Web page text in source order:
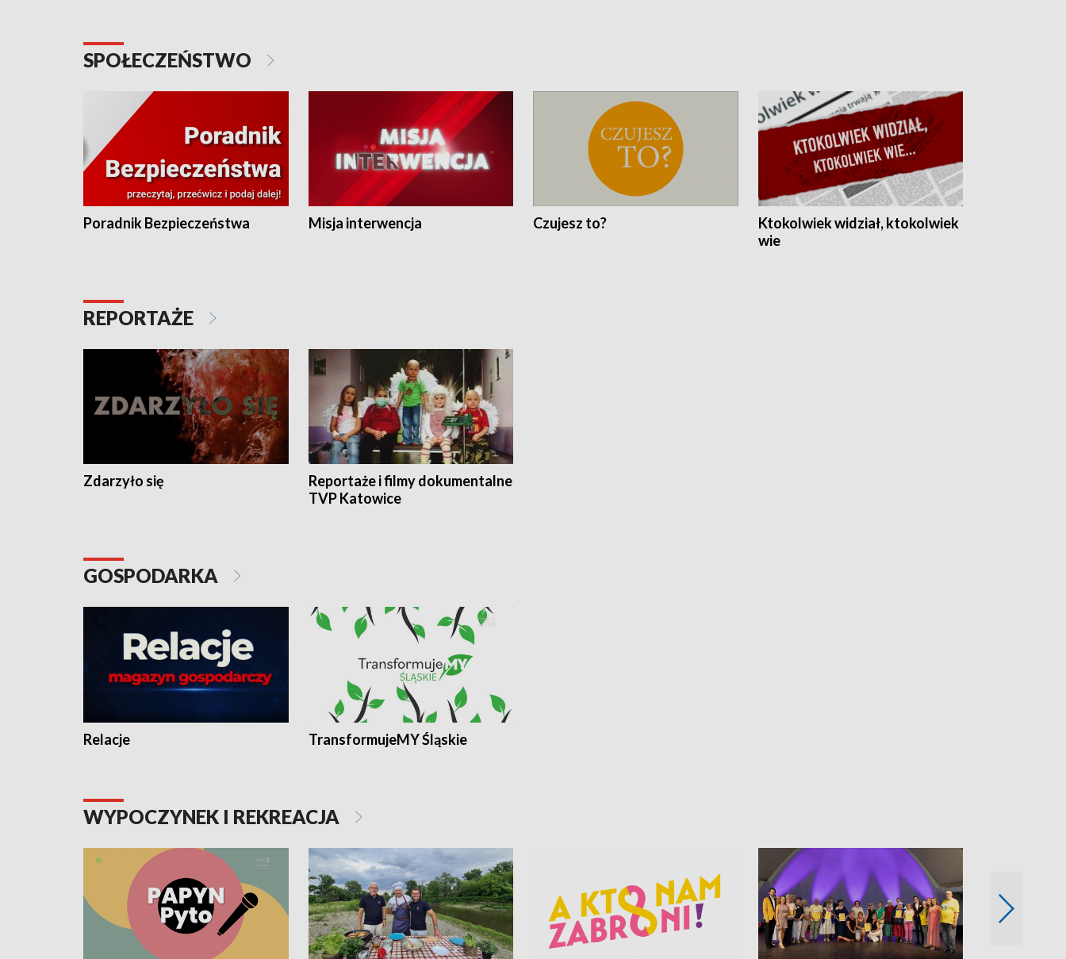
SPOŁECZEŃSTWO
Poradnik Bezpieczeństwa Misja interwencja Czujesz to?
Ktokolwiek widział, ktokolwiek
wie
REPORTAŻE
Zdarzyło się
Reportaże i filmy dokumentalne
TVP Katowice
GOSPODARKA
Relacje TransformujeMY Śląskie
WYPOCZYNEK I REKREACJA